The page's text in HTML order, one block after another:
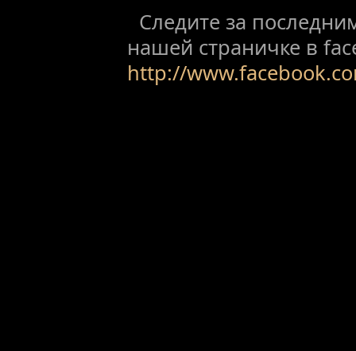
Следите за
нашей страничке в
http://